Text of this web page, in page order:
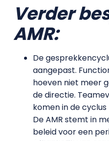
Verder
AMR:
De
aangepast.
hoeven niet meer
de directie.
komen in de
De AMR stemt in
beleid voor een